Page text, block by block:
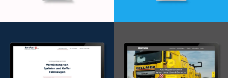
Webdesign & -entwicklung Webdesign & -entwicklung